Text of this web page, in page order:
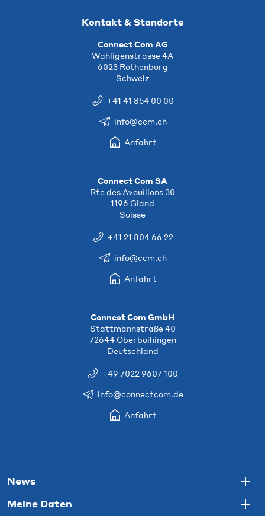
Kontakt & Standorte
Connect Com AG
Wahligenstrasse 4A
6023 Rothenburg
Schweiz
+41 41 854 00 00
info@ccm.ch
Anfahrt
Connect Com SA
Rte des Avouillons 30
1196 Gland
Suisse
+41 21 804 66 22
info@ccm.ch
Anfahrt
Connect Com GmbH
Stattmannstraße 40
72644 Oberboihingen
Deutschland
+49 7022 9607 100
info@connectcom.de
Anfahrt
News
Meine Daten